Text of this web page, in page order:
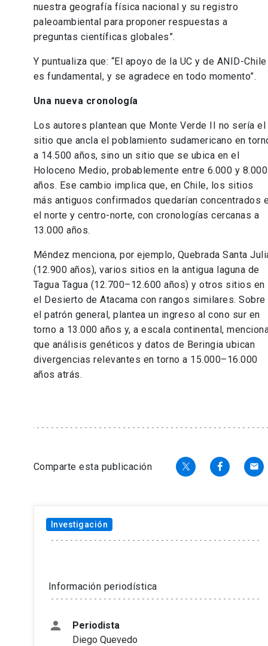
nuestra geografía física nacional y su registro
paleoambiental para proponer respuestas a
preguntas científicas globales”.
Y puntualiza que: “El apoyo de la UC y de ANID-Chile
es fundamental, y se agradece en todo momento”.
Una nueva cronología
Los autores plantean que Monte Verde II no sería el
sitio que ancla el poblamiento sudamericano en
a 14.500 años, sino un sitio que se ubica en el
Holoceno Medio, probablemente entre 6.000 y 8.000
años. Ese cambio implica que, en Chile, los sitios
más antiguos confirmados quedarían concentrados
el norte y centro-norte, con cronologías cercanas a
13.000 años.
Méndez menciona, por ejemplo, Quebrada Santa
(12.900 años), varios sitios en la antigua laguna de
Tagua Tagua (12.700–12.600 años) y otros sitios en
el Desierto de Atacama con rangos similares. Sobre
el patrón general, plantea un ingreso al cono sur en
torno a 13.000 años y, a escala continental,
que análisis genéticos y datos de Beringia ubican
divergencias relevantes en torno a 15.000–16.000
años atrás.
Comparte esta publicación email
Tema
Investigación
Información periodística
person
Periodista
Diego Quevedo